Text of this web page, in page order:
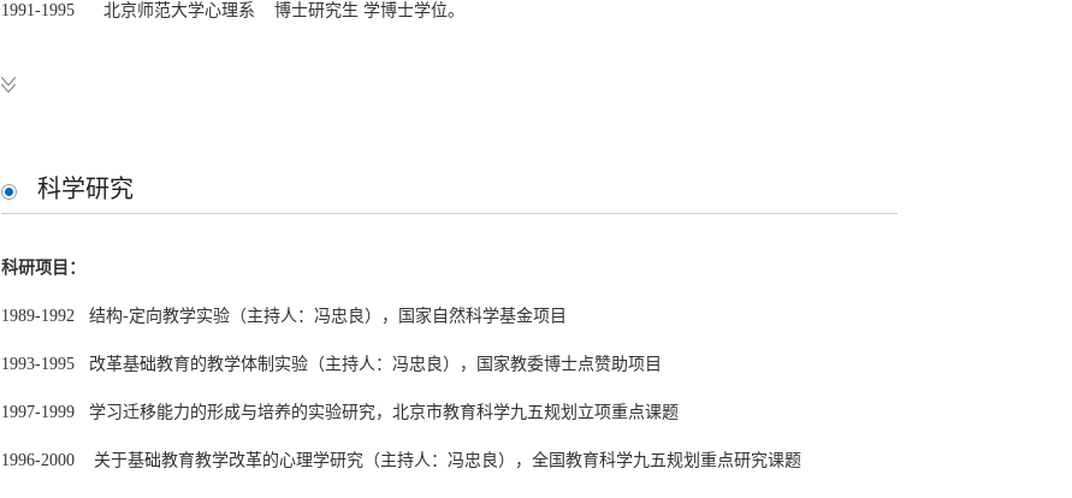
1991-1995 北京师范大学心理系 博士研究生 学博士学位。
1991年 北京师范大学心理系 讲师
科学研究
科研项目：
1989-1992 结构-定向教学实验（主持人：冯忠良），国家自然科学基金项目
1993-1995 改革基础教育的教学体制实验（主持人：冯忠良），国家教委博士点赞助项目
1997-1999 学习迁移能力的形成与培养的实验研究，北京市教育科学九五规划立项重点课题
1996-2000 关于基础教育教学改革的心理学研究（主持人：冯忠良），全国教育科学九五规划重点研究课题